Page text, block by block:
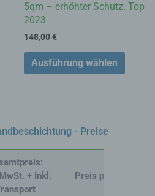
5qm – erhöhter Schutz. Top
2023
148,00€
Ausführung wählen
- Preise
+ Inkl.
Preis pro M²